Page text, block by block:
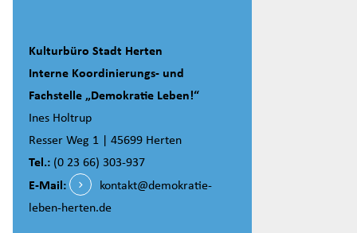
Kulturbüro Stadt Herten
Interne Koordinierungs- und
Fachstelle „Demokratie Leben!“
Ines Holtrup
Resser Weg 1 | 45699 Herten
Tel.: (0 23 66) 303-937
E-Mail:
kontakt@demokratie-
leben-herten.de